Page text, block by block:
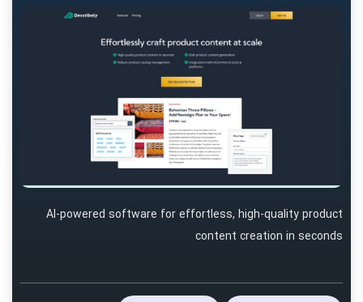
AI-powered software for effortless, high-quality product
content creation in seconds